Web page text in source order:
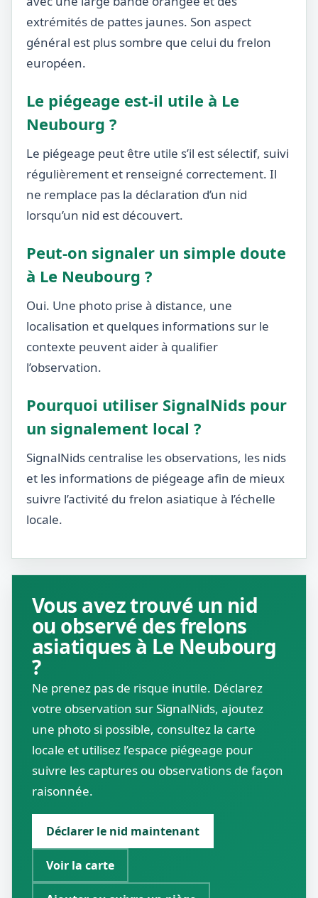
extrémités de pattes jaunes. Son aspect
général est plus sombre que celui du frelon
européen.
Le piégeage est-il utile à Le
Neubourg ?
Le piégeage peut être utile s’il est sélectif, suivi
régulièrement et renseigné correctement. Il
ne remplace pas la déclaration d’un nid
lorsqu’un nid est découvert.
Peut-on signaler un simple doute
à Le Neubourg ?
Oui. Une photo prise à distance, une
localisation et quelques informations sur le
contexte peuvent aider à qualifier
l’observation.
Pourquoi utiliser SignalNids pour
un signalement local ?
SignalNids centralise les observations, les nids
et les informations de piégeage afin de mieux
suivre l’activité du frelon asiatique à l’échelle
locale.
Vous avez trouvé un nid
ou observé des frelons
asiatiques à Le Neubourg
?
Ne prenez pas de risque inutile. Déclarez
votre observation sur SignalNids, ajoutez
une photo si possible, consultez la carte
locale et utilisez l’espace piégeage pour
suivre les captures ou observations de façon
raisonnée.
Déclarer le nid maintenant
Voir la carte